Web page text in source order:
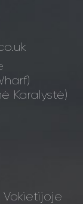
Karalystė)
Vokietijoje